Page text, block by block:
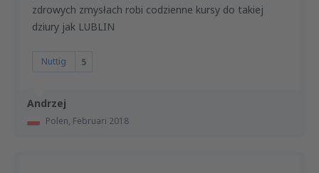
Andrzej
Polen, Februari 2018
zdrowych zmysłach robi codzienne kursy do takiej
dziury jak LUBLIN
Nuttig 5